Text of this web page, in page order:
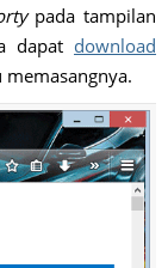
pada tampilan
dapat download
memasangnya.